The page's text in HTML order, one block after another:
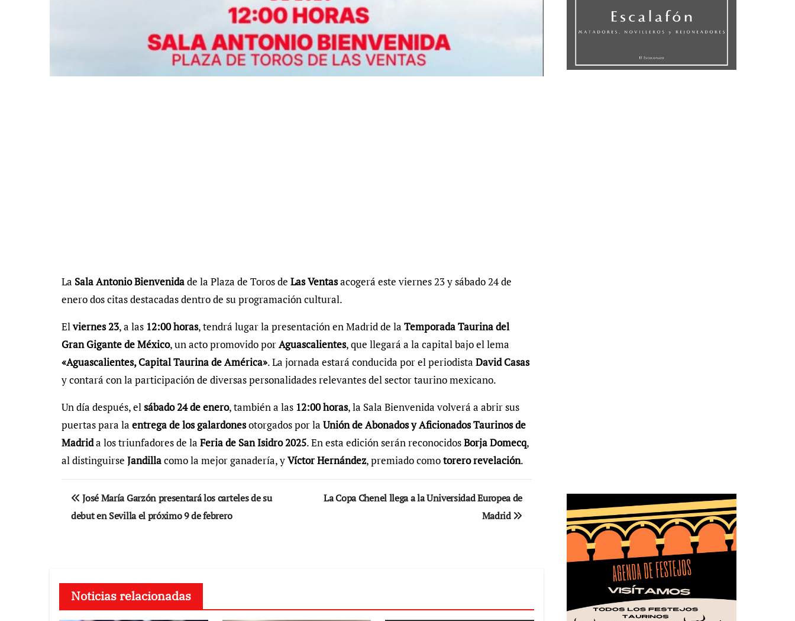
La Sala Antonio Bienvenidade la Plaza de Toros de Las Ventasacogerá este viernes 23 y sábado 24 de
enero dos citas destacadas dentro de su programación cultural.
Elviernes 23, a las 12:00 horas, tendrá lugar la presentación en Madrid de la Temporada Taurina del
Gran Gigante de México, un acto promovido porAguascalientes, que llegará a la capital bajo el lema
«Aguascalientes, Capital Taurina de América». La jornada estará conducida por el periodista David Casas
y contará con la participación de diversas personalidades relevantes del sector taurino mexicano.
Un día después, elsábado 24 de enero, también a las 12:00 horas, la Sala Bienvenida volverá a abrir sus
puertas para la entrega de los galardonesotorgados por la Unión de Abonados y Aficionados Taurinos de
Madrida los triunfadores de la Feria de San Isidro 2025. En esta edición serán reconocidosBorja Domecq,
al distinguirse Jandillacomo la mejor ganadería, yVíctor Hernández, premiado comotorero revelación.
Navegación
de
José María Garzón presentará los carteles de su
debut en Sevilla el próximo 9 de febrero
La Copa Chenel llega a la Universidad Europea de
Madrid
Noticias relacionadas